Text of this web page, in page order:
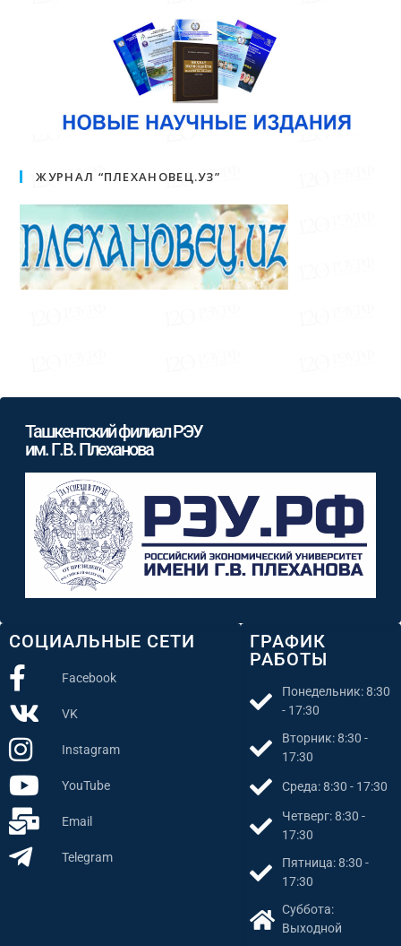
ЖУРНАЛ “ПЛЕХАНОВЕЦ.УЗ”
ГРАФИК
РАБОТЫ
Понедельник: 8:30
- 17:30
Вторник: 8:30 -
17:30
Среда: 8:30 - 17:30
Четверг: 8:30 -
17:30
Пятница: 8:30 -
17:30
Суббота:
Выходной
СОЦИАЛЬНЫЕ СЕТИ
Facebook
VK
Instagram
YouTube
Email
Telegram
Ташкентский филиал РЭУ
им. Г.В. Плеханова